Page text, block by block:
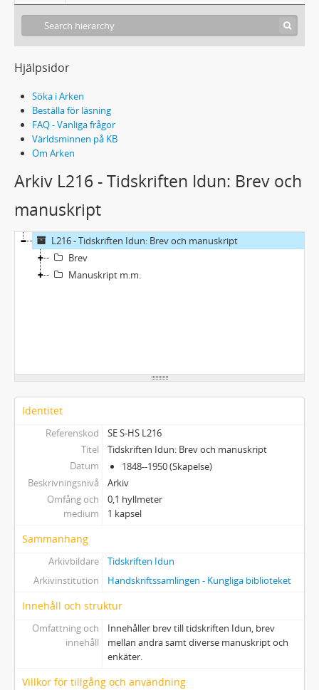
Hjälpsidor
Söka i Arken
Beställa för läsning
FAQ - Vanliga frågor
Världsminnen på KB
Om Arken
Arkiv L216 - Tidskriften Idun: Brev och
manuskript
L216 - Tidskriften Idun: Brev och manuskript
Brev
Manuskript m.m.
Identitet
Referenskod
SE S-HS L216
Titel
Tidskriften Idun: Brev och manuskript
Datum
1848--1950 (Skapelse)
Beskrivningsnivå
Arkiv
Omfång och
medium
0,1 hyllmeter
1 kapsel
Sammanhang
Arkivbildare
Tidskriften Idun
Arkivinstitution
Handskriftssamlingen - Kungliga biblioteket
Innehåll och struktur
Omfattning och
innehåll
Innehåller brev till tidskriften Idun, brev
mellan andra samt diverse manuskript och
enkäter.
Villkor för tillgång och användning